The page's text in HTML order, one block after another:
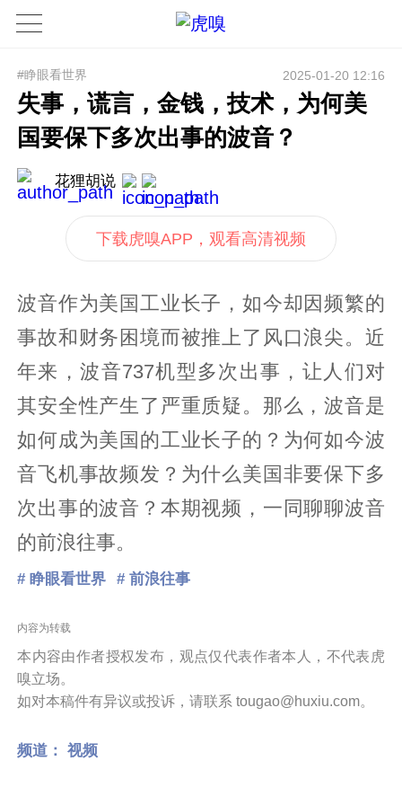
#睁眼看世界 2025-01-20 12:16
失事，谎言，金钱，技术，为何美
国要保下多次出事的波音？
花狸胡说
下载虎嗅APP，观看高清视频
波音作为美国工业长子，如今却因频繁的
事故和财务困境而被推上了风口浪尖。近
年来，波音737机型多次出事，让人们对
其安全性产生了严重质疑。那么，波音是
如何成为美国的工业长子的？为何如今波
音飞机事故频发？为什么美国非要保下多
次出事的波音？本期视频，一同聊聊波音
的前浪往事。
# 睁眼看世界 # 前浪往事
内容为转载
本内容由作者授权发布，观点仅代表作者本人，不代表虎
嗅立场。
如对本稿件有异议或投诉，请联系 tougao@huxiu.com。
频道： 视频